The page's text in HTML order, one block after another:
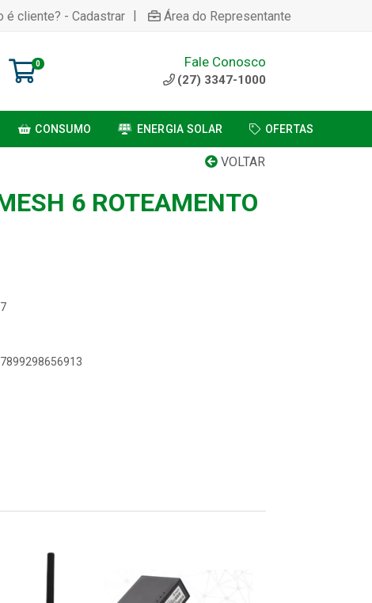
é cliente? - Cadastrar | Área do Representante
0 Fale Conosco
(27) 3347-1000
CONSUMO ENERGIA SOLAR OFERTAS
VOLTAR
6 ROTEAMENTO